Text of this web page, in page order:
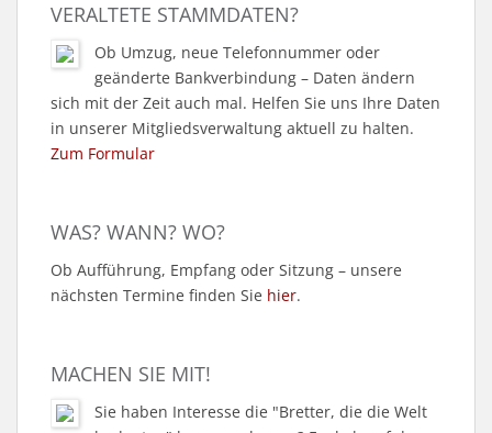
VERALTETE STAMMDATEN?
Ob Umzug, neue Telefonnummer oder
geänderte Bankverbindung – Daten ändern
sich mit der Zeit auch mal. Helfen Sie uns Ihre Daten
in unserer Mitgliedsverwaltung aktuell zu halten.
Zum Formular
WAS? WANN? WO?
Ob Aufführung, Empfang oder Sitzung – unsere
nächsten Termine finden Sie hier.
MACHEN SIE MIT!
Sie haben Interesse die "Bretter, die die Welt